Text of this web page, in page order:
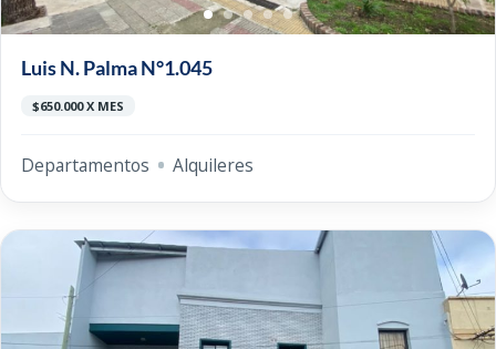
Luis N. Palma N°1.045
$650.000 X MES
Departamentos Alquileres